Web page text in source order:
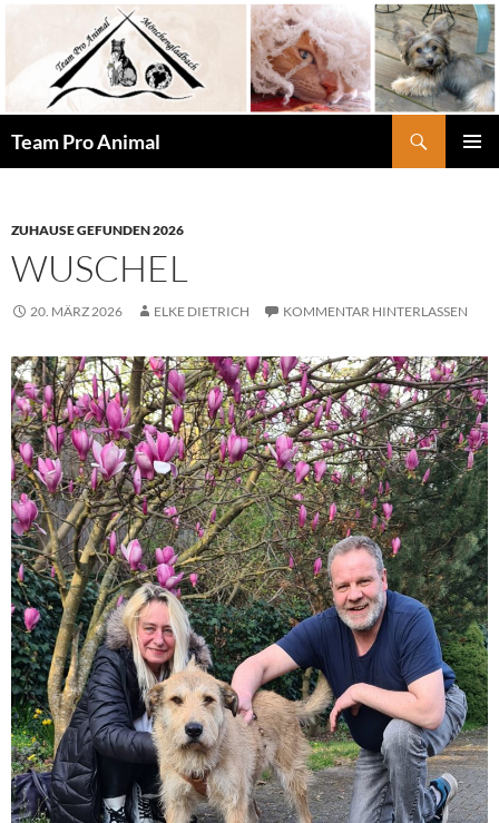
springen
Team Pro Animal
ZUHAUSE GEFUNDEN 2026
WUSCHEL
20. MÄRZ 2026 ELKE DIETRICH KOMMENTAR HINTERLASSEN